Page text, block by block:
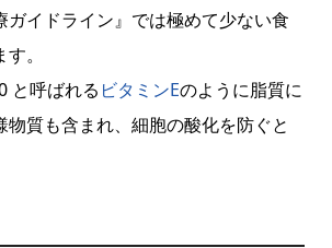
ガイドライン』では極めて少ない食
。
と呼ばれる ビタミンEのように脂質に
物質も含まれ、細胞の酸化を防ぐと